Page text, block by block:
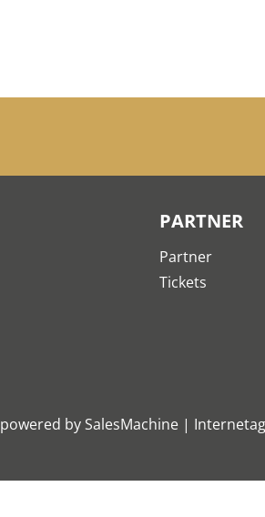
PARTNER
Partner
Tickets
powered bySalesMachine |